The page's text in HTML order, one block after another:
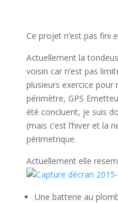
Ce projet n’est pas fini
Actuellement la
voisin car n’est pas
plusieurs exercice pour
périmètre, GPS
été concluent, je suis
(mais c’est l’hiver et la
périmetrique.
Actuellement elle
Une batterie au